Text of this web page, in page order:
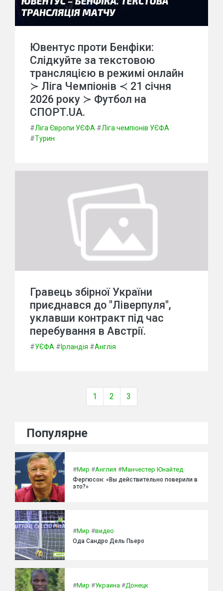
Ювентус проти Бенфіки:
Слідкуйте за текстовою
трансляцією в режимі онлайн
≻ Ліга Чемпіонів ≺ 21 січня
2026 року ≻ Футбол на
СПОРТ.UA.
#Ліга Європи УЄФА #Ліга чемпіонів УЄФА
#Турин
Гравець збірної України
приєднався до "Ліверпуля",
уклавши контракт під час
перебування в Австрії.
#УЄФА # Ірландія #Англія
1 2 3
Популярне
#Мир #Англия #Манчестер Юнайтед
Фергюсон: «Вы действительно поверили в
это?»
#Мир #видео
Ода Сандро Дель Пьеро
#Мир #Украина #Донецк